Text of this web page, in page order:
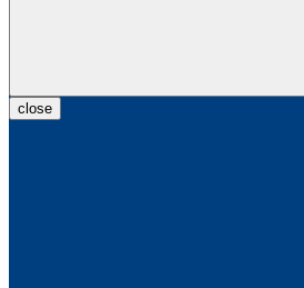
close